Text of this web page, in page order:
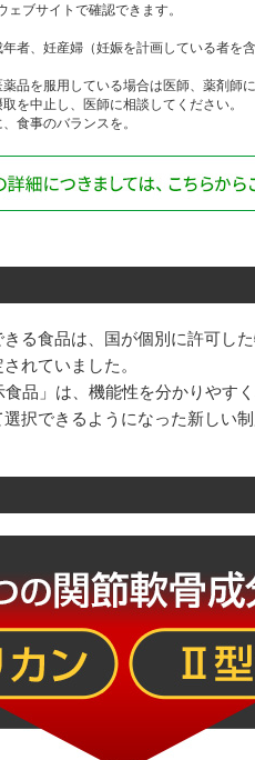
ブサイトで確認できます。
者、妊産婦（妊娠を計画している者を
品を服用している場合は医師、薬剤師
を中止し、医師に相談してください。
食事のバランスを。
る食品は、国が個別に許可し
れていました。
品」は、機能性を分かりやす
択できるようになった新しい制